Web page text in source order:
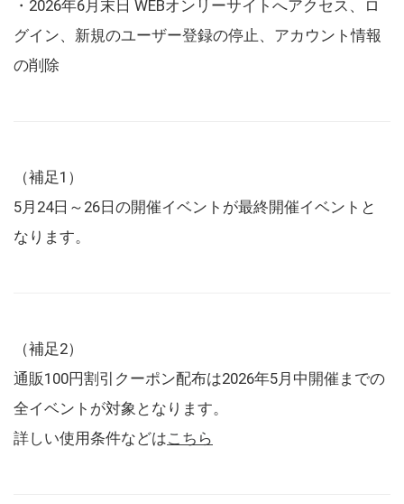
・2026年6月末日 WEBオンリーサイトへアクセス、ロ
グイン、新規のユーザー登録の停止、アカウント情報
の削除
（補足1）
5月24日～26日の開催イベントが最終開催イベントと
なります。
（補足2）
通販100円割引クーポン配布は2026年5月中開催までの
全イベントが対象となります。
詳しい使用条件などはこちら